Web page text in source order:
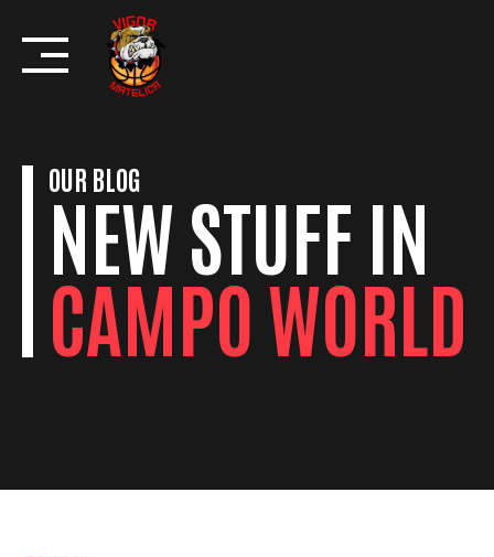
content
OUR BLOG
NEW STUFF IN
CAMPO WORLD